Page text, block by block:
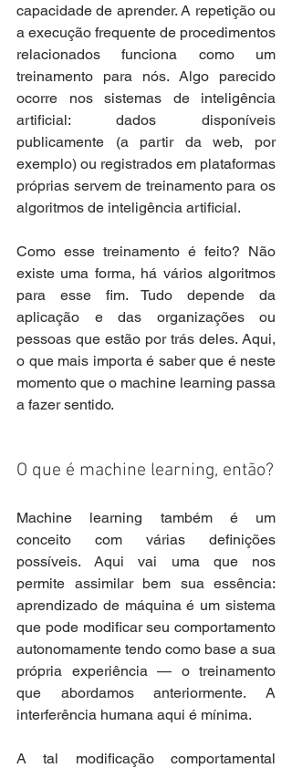
capacidade de aprender. A repetição ou
a execução frequente de procedimentos
relacionados funciona como um
treinamento para nós. Algo parecido
ocorre nos sistemas de inteligência
artificial: dados disponíveis
publicamente (a partir da web, por
exemplo) ou registrados em plataformas
próprias servem de treinamento para os
algoritmos de inteligência artificial.
Como esse treinamento é feito? Não
existe uma forma, há vários algoritmos
para esse fim. Tudo depende da
aplicação e das organizações ou
pessoas que estão por trás deles. Aqui,
o que mais importa é saber que é neste
momento que o machine learning passa
a fazer sentido.
O que é machine learning, então?
Machine learning também é um
conceito com várias definições
possíveis. Aqui vai uma que nos
permite assimilar bem sua essência:
aprendizado de máquina é um sistema
que pode modificar seu comportamento
autonomamente tendo como base a sua
própria experiência — o treinamento
que abordamos anteriormente. A
interferência humana aqui é mínima.
A tal modificação comportamental